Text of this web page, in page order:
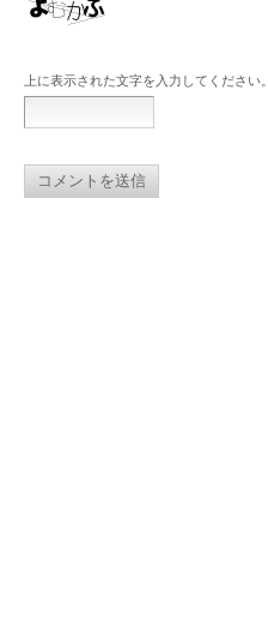
上に表示された文字を入力してください。